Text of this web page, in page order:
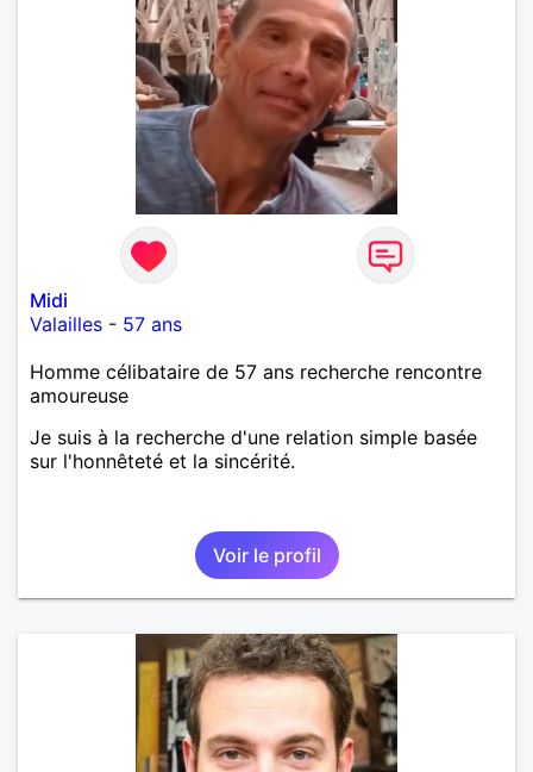
Midi
Valailles - 57 ans
Homme célibataire de 57 ans recherche rencontre
amoureuse
Je suis à la recherche d'une relation simple basée
sur l'honnêteté et la sincérité.
Voir le profil